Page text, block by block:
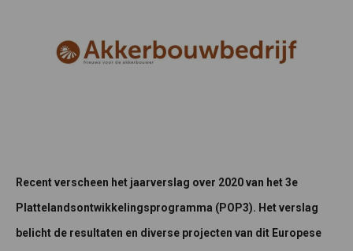
Recent verscheen het jaarverslag over 2020 van het 3e
Plattelandsontwikkelingsprogramma (POP3). Het verslag
belicht de resultaten en diverse projecten van dit Europese